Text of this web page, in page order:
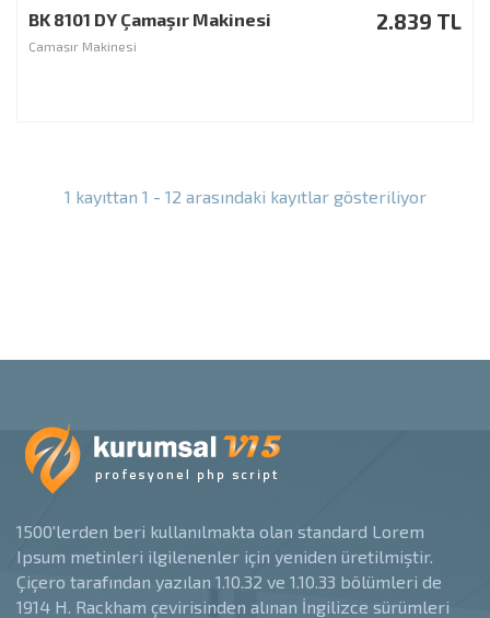
BK 8101 DY Çamaşır Makinesi
Çamaşır Makinesi
2.839 TL
1 kayıttan 1 - 12 arasındaki kayıtlar gösteriliyor
1500'lerden beri kullanılmakta olan standard Lorem
Ipsum metinleri ilgilenenler için yeniden üretilmiştir.
Çiçero tarafından yazılan 1.10.32 ve 1.10.33 bölümleri de
1914 H. Rackham çevirisinden alınan İngilizce sürümleri